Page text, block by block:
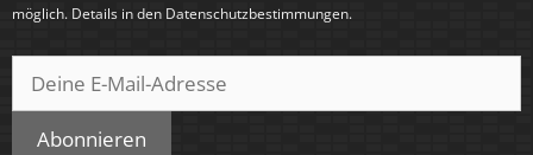
möglich. Details in den Datenschutzbestimmungen.
Abonnieren